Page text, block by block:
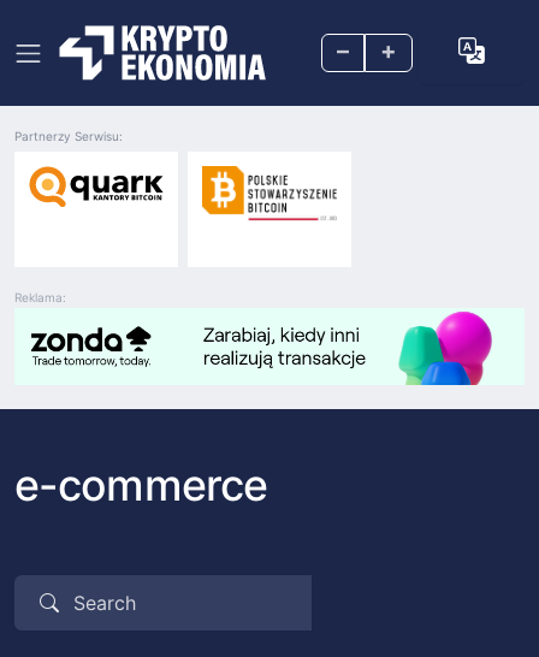
– +
Reklama:
Partnerzy Serwisu:
e-commerce